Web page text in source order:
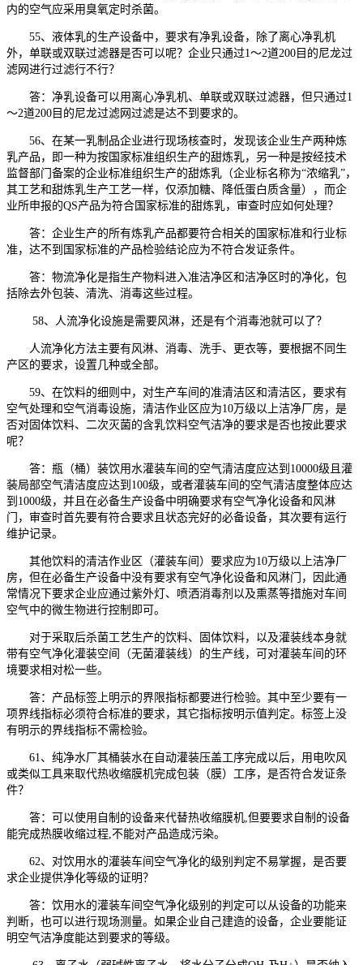
内的空气应采用臭氧定时杀菌。
55、液体乳的生产设备中，要求有净乳设备，除了离心净乳机
外，单联或双联过滤器是否可以呢？企业只通过1～2道200目的尼龙过
滤网进行过滤行不行？
答：净乳设备可以用离心净乳机、单联或双联过滤器，但只通过1
～2道200目的尼龙过滤网过滤是达不到要求的。
56、在某一乳制品企业进行现场核查时，发现该企业生产两种炼
乳产品，即一种为按国家标准组织生产的甜炼乳，另一种是按经技术
监督部门备案的企业标准组织生产的甜炼乳（企业标名称为“浓缩乳”，
其工艺和甜炼乳生产工艺一样，仅添加糖、降低蛋白质含量），而企
业所申报的QS产品为符合国家标准的甜炼乳，审查时应如何处理？
答：企业生产的所有炼乳产品都要符合相关的国家标准和行业标
准，达不到国家标准的产品检验结论应为不符合发证条件。
答：物流净化是指生产物料进入准洁净区和洁净区时的净化，包
括除去外包装、清洗、消毒这些过程。
58、人流净化设施是需要风淋，还是有个消毒池就可以了？
人流净化方法主要有风淋、消毒、洗手、更衣等，要根据不同生
产区的要求，设置几种或全部。
59、在饮料的细则中，对生产车间的准清洁区和清洁区，要求有
空气处理和空气消毒设施，清洁作业区应为10万级以上洁净厂房，是
否对固体饮料、二次灭菌的含乳饮料空气洁净的要求是否也按此要求
呢？
答：瓶（桶）装饮用水灌装车间的空气清洁度应达到10000级且灌
装局部空气清洁度应达到100级，或者灌装车间的空气清洁度整体应达
到1000级，并且在必备生产设备中明确要求有空气净化设备和风淋
门，审查时首先要有符合要求且状态完好的必备设备，其次要有运行
维护记录。
其他饮料的清洁作业区（灌装车间）要求应为10万级以上洁净厂
房，但在必备生产设备中没有要求有空气净化设备和风淋门，因此通
常情况下要求企业应通过紫外灯、喷洒消毒剂以及熏蒸等措施对车间
空气中的微生物进行控制即可。
对于采取后杀菌工艺生产的饮料、固体饮料，以及灌装线本身就
带有空气净化灌装空间（无菌灌装线）的生产线，可对灌装车间的环
境要求相对松一些。
答：产品标签上明示的界限指标都要进行检验。其中至少要有一
项界线指标必须符合标准的要求，其它指标按明示值判定。标签上没
有明示的界线指标不需检验。
61、纯净水厂其桶装水在自动灌装压盖工序完成以后，用电吹风
或类似工具来取代热收缩膜机完成包装（膜）工序，是否符合发证条
件？
答：可以使用自制的设备来代替热收缩膜机,但要要求自制的设备
能完成热膜收缩过程,不能对产品造成污染。
62、对饮用水的灌装车间空气净化的级别判定不易掌握，是否要
求企业提供净化等级的证明？
答：饮用水的灌装车间空气净化级别的判定可以从设备的功能来
判断，也可以进行现场测量。如果企业自己建造的设备，企业要能证
明空气洁净度能达到要求的等级。